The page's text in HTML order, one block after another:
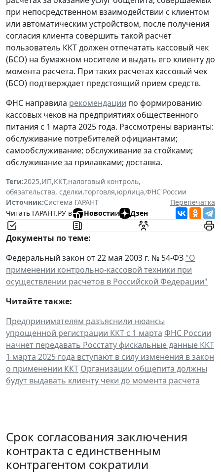
при непосредственном взаимодействии с клиентом
или автоматическим устройством, после получения
согласия клиента совершить такой расчет
пользователь ККТ должен отпечатать кассовый чек
(БСО) на бумажном носителе и выдать его клиентудо
момента расчета. При таких расчетах кассовый чек
(БСО) подтверждает предстоящий прием средств.
ФНС направила рекомендации по формированию
кассовых чеков на предприятиях общественного
питания с 1 марта 2025 года. Рассмотрены варианты:
обслуживание потребителей официантами;
самообслуживание; обслуживание за стойками;
обслуживание за прилавками; доставка.
Теги:2025,ИП,ККТ,налоговый контроль,
обязательства, сделки,торговля,юрлица,ФНС России
Источник:Система ГАРАНТ
Перепечатка
Читать ГАРАНТ.РУ в
Новостии Дзен
Документы по теме:
Федеральный закон от 22 мая 2003 г. № 54-ФЗ "О
применении контрольно-кассовой техники при
осуществлении расчетов в Российской Федерации"
Читайте также:
Предпринимателям разъяснили нюансы
упрощенной регистрации ККТ с 1 марта ФНС России
начнет передавать Росстату фискальные данные ККТ
1 марта 2025 года вступают в силу изменения в закон
о применении ККТ Организации общепита должны
будут выдавать клиенту чеки до момента расчета
Срок согласования заключения
контракта с единственным
контрагентом сократили